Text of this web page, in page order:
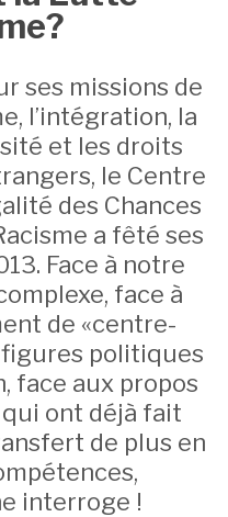
ses missions de
l’intégration, la
et les droits
le Centre
des Chances
a fêté ses
Face à notre
face à
de «centre-
politiques
face aux propos
ont déjà fait
de plus en
interroge !